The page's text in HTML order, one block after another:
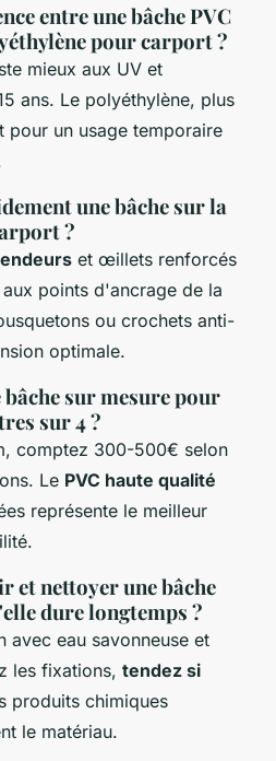
entre une bâche PVC
pour carport ?
mieux aux UV et
ans. Le polyéthylène, plus
pour un usage temporaire
une bâche sur la
?
et œillets renforcés
points d'ancrage de la
ou crochets anti-
optimale.
sur mesure pour
sur 4 ?
comptez 300-500€ selon
Le PVC haute qualité
représente le meilleur
et nettoyer une bâche
dure longtemps ?
avec eau savonneuse et
les fixations, tendez si
produits chimiques
le matériau.